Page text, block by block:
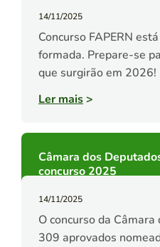
14/11/2025
Concurso FAPERN
formada. Prepare-se
que surgirão em 2026!
Ler mais>
Câmara dos
concurso 2025
14/11/2025
O concurso da
309 aprovados